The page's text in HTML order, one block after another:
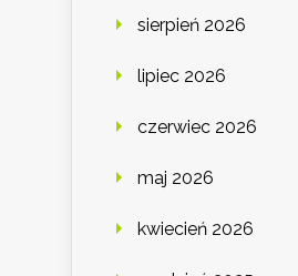
sierpień 2026
lipiec 2026
czerwiec 2026
maj 2026
kwiecień 2026